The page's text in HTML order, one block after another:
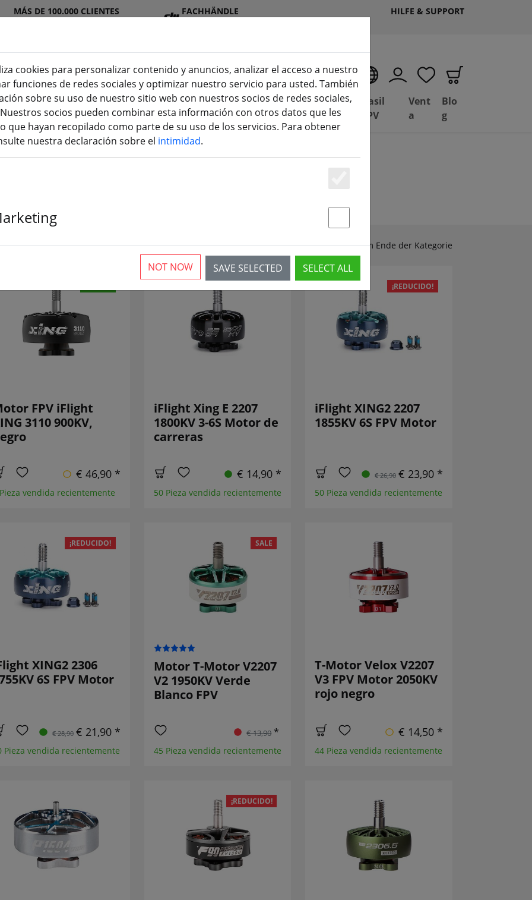
MÁS DE 100.000 CLIENTES
FACHHÄNDLE
HILFE & SUPPORT
ES
DJ
I
Baterí
as
Hélic
e
Accesori
os
impresión
3D
Depósito de
Ofertas
Basil
FPV
Vent
a
Blo
g
y FPV Aircraft
Zubehör & Ersatzteile am Ende der Kategorie
FPV iFlight
3110 900KV,
€ 46,90 *
vendida recientemente
iFlight Xing E 2207
1800KV 3-6S Motor de
carreras
€ 14,90 *
50 Pieza vendida recientemente
¡REDUCIDO!
iFlight XING2 2207
1855KV 6S FPV Motor
€ 26,90 € 23,90 *
50 Pieza vendida recientemente
¡REDUCIDO!
XING2 2306
6S FPV Motor
€ 28,90 € 21,90 *
Pieza vendida recientemente
SALE
Motor T-Motor V2207
V2 1950KV Verde
Blanco FPV
€ 13,90*
45 Pieza vendida recientemente
T-Motor Velox V2207
V3 FPV Motor 2050KV
rojo negro
€ 14,50 *
44 Pieza vendida recientemente
¡REDUCIDO!
cookies para personalizar contenido y anuncios, analizar el acceso a nuestro
funciones de redes sociales y optimizar nuestro servicio para usted. También
sobre su uso de nuestro sitio web con nuestros socios de redes sociales,
socios pueden combinar esta información con otros datos que les
que hayan recopilado como parte de su uso de los servicios. Para obtener
nuestra declaración sobre el intimidad.
SAVE SELECTED SELECT ALL
NOT NOW